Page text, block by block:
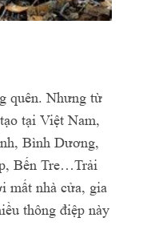
quên. Nhưng từ
tại Việt Nam,
Bình Dương,
Bến Tre…Trải
mất nhà cửa, gia
thông điệp này